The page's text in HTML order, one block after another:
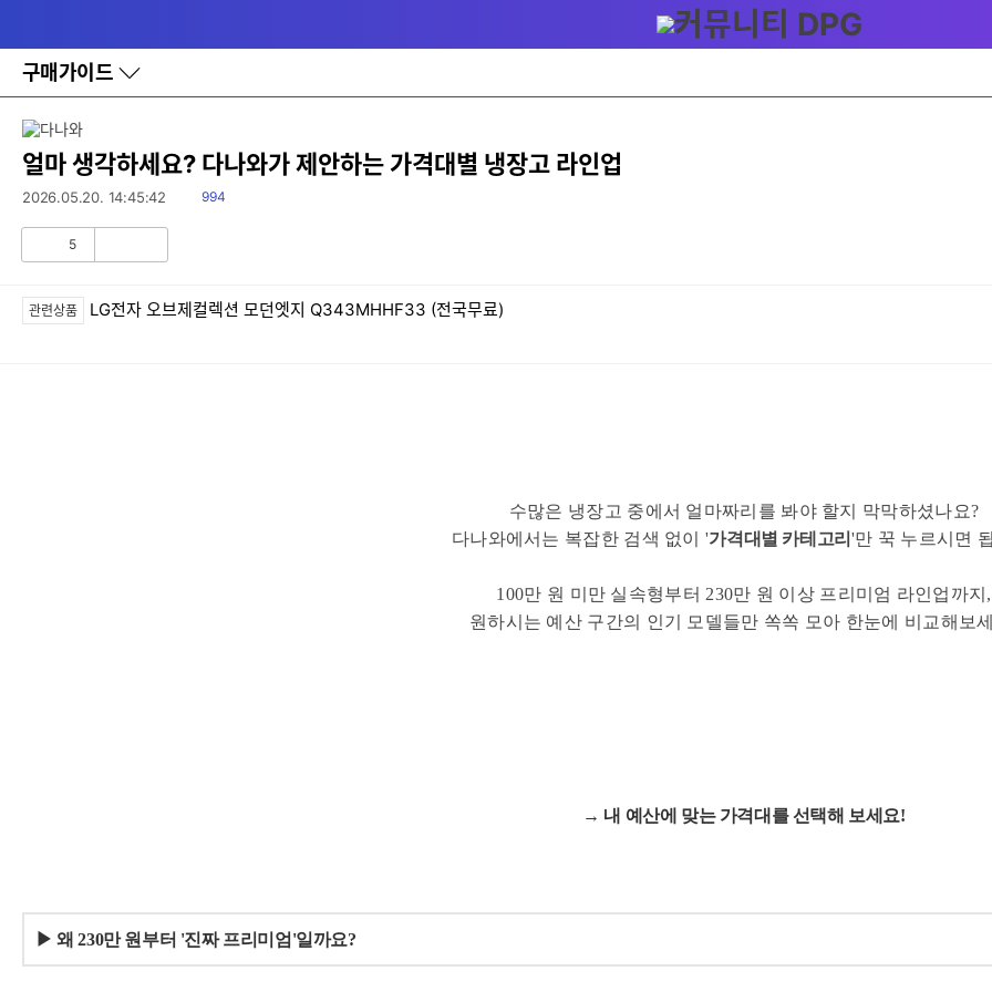
와
홈
구매가이드
바
로
레
이
어
토
얼마 생각하세요? 다나와가 제안하는 가격대별 냉장고 라인업
2026.05.20. 14:45:42
읽
994
5
관련상품 LG전자 오브제컬렉션 모던엣지 Q343MHHF33 (전국무료)
수많은 냉장고 중에서 얼마짜리를 봐야 할지 막막하셨나요?
다나와에서는 복잡한 검색 없이 '가격대별 카테고리 '만 꾹 누르시면
100만 원 미만 실속형부터 230만 원 이상 프리미엄 라인업까지,
원하시는 예산 구간의 인기 모델들만 쏙쏙 모아 한눈에 비교해보
→ 내 예산에 맞는 가격대를 선택해 보세요!
▶ 왜 230만 원부터 '진짜 프리미엄'일까요?